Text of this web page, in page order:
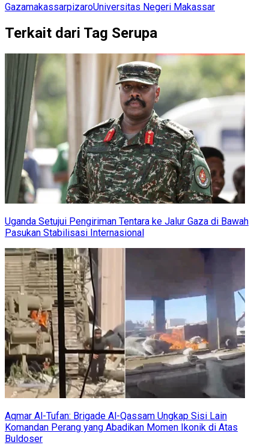
GazamakassarpizaroUniversitas Negeri Makassar
Terkait dari Tag Serupa
Uganda Setujui Pengiriman Tentara ke Jalur Gaza di Bawah
Pasukan Stabilisasi Internasional
Aqmar Al-Tufan: Brigade Al-Qassam Ungkap Sisi Lain
Komandan Perang yang Abadikan Momen Ikonik di Atas
Buldoser